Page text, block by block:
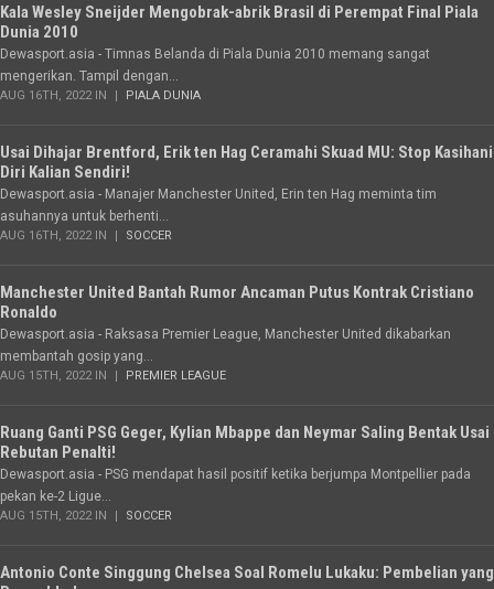
Kala Wesley Sneijder Mengobrak-abrik Brasil di Perempat Final Piala
Dunia 2010
Dewasport.asia - Timnas Belanda di Piala Dunia 2010 memang sangat
mengerikan. Tampil dengan...
AUG 16TH, 2022 IN PIALA DUNIA
Usai Dihajar Brentford, Erik ten Hag Ceramahi Skuad MU: Stop Kasihani
Diri Kalian Sendiri!
Dewasport.asia - Manajer Manchester United, Erin ten Hag meminta tim
asuhannya untuk berhenti...
AUG 16TH, 2022 IN SOCCER
Manchester United Bantah Rumor Ancaman Putus Kontrak Cristiano
Ronaldo
Dewasport.asia - Raksasa Premier League, Manchester United dikabarkan
membantah gosip yang...
AUG 15TH, 2022 IN PREMIER LEAGUE
Ruang Ganti PSG Geger, Kylian Mbappe dan Neymar Saling Bentak Usai
Rebutan Penalti!
Dewasport.asia - PSG mendapat hasil positif ketika berjumpa Montpellier pada
pekan ke-2 Ligue...
AUG 15TH, 2022 IN SOCCER
Antonio Conte Singgung Chelsea Soal Romelu Lukaku: Pembelian yang